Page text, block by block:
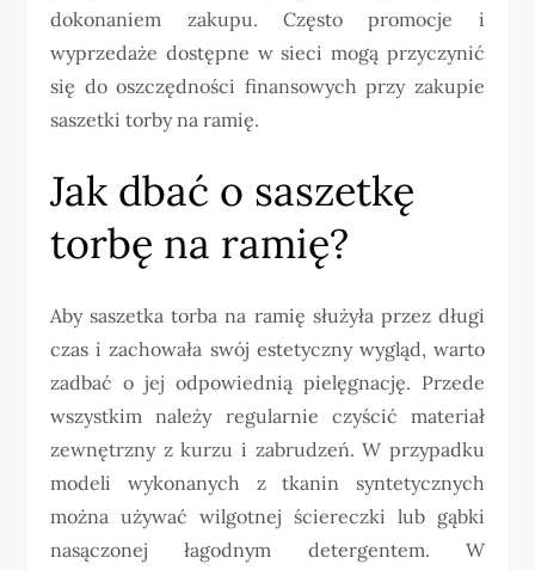
dokonaniem zakupu. Często promocje i
wyprzedaże dostępne w sieci mogą przyczynić
się do oszczędności finansowych przy zakupie
saszetki torby na ramię.
Jak dbać o saszetkę
torbę na ramię?
Aby saszetka torba na ramię służyła przez długi
czas i zachowała swój estetyczny wygląd, warto
zadbać o jej odpowiednią pielęgnację. Przede
wszystkim należy regularnie czyścić materiał
zewnętrzny z kurzu i zabrudzeń. W przypadku
modeli wykonanych z tkanin syntetycznych
można używać wilgotnej ściereczki lub gąbki
nasączonej łagodnym detergentem. W